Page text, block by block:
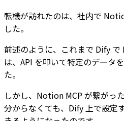
転機が訪れたのは、社内で
した。
前述のように、これまで Dify
は、API を叩いて特定のデータ
た。
しかし、Notion MCP が繋がっ
分からなくても、Dify 上で設定